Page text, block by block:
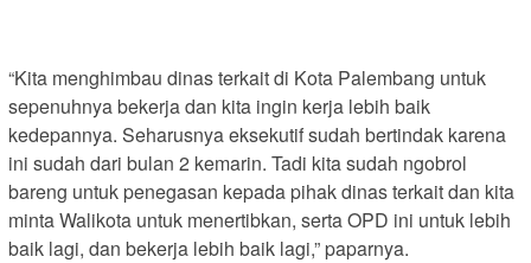
“Kita menghimbau dinas terkait di Kota Palembang untuk
sepenuhnya bekerja dan kita ingin kerja lebih baik
kedepannya. Seharusnya eksekutif sudah bertindak karena
ini sudah dari bulan 2 kemarin. Tadi kita sudah ngobrol
bareng untuk penegasan kepada pihak dinas terkait dan kita
minta Walikota untuk menertibkan, serta OPD ini untuk lebih
baik lagi, dan bekerja lebih baik lagi,” paparnya.